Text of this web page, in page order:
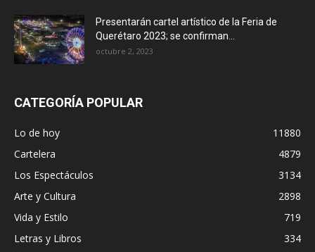
Presentarán cartel artístico de la Feria de
Querétaro 2023; se confirman...
octubre 2, 2023
CATEGORÍA POPULAR
Lo de hoy
11880
Cartelera
4879
Los Espectáculos
3134
Arte y Cultura
2898
Vida y Estilo
719
Letras y Libros
334